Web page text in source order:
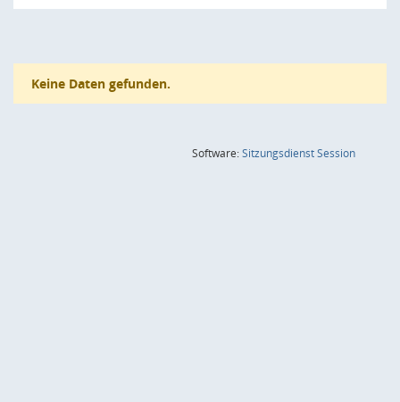
Keine Daten gefunden.
Software:SitzungsdienstSession(Wird in